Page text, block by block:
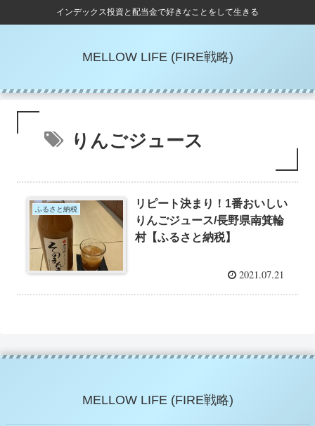
インデックス投資と配当金で好きなことをして生きる
MELLOW LIFE (FIRE戦略)
りんごジュース
ふるさと納税
リピート決まり！1番おいしい
りんごジュース/長野県南箕輪
村【ふるさと納税】
2021.07.21
MELLOW LIFE (FIRE戦略)